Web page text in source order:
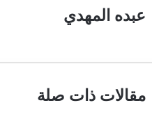
عبده المهدي
مقالات ذات صلة